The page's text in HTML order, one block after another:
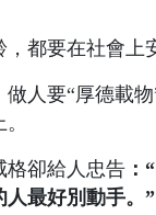
都要在社會上
人要“厚德載物
格卻給人忠告 ：
人最好別動手。”